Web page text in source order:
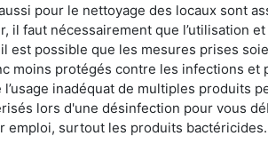
pour le nettoyage des locaux sont
faut nécessairement que l’utilisation
possible que les mesures prises
moins protégés contre les infections
inadéquat de multiples produits
lors d'une désinfection pour vous
surtout les produits